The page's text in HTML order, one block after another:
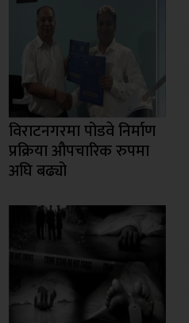
विराटनगरमा पोडवे निर्माण
प्रक्रिया औपचारिक रुपमा
अघि बढ्यो